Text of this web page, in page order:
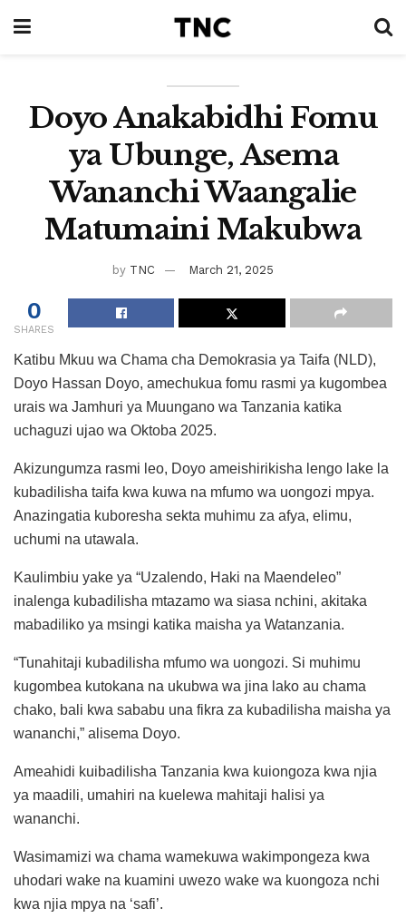
Doyo Anakabidhi Fomu
ya Ubunge, Asema
Wananchi Waangalie
Matumaini Makubwa
by TNC March 21, 2025
0
SHARES
Katibu Mkuu wa Chama cha Demokrasia ya Taifa (NLD),
Doyo Hassan Doyo, amechukua fomu rasmi ya kugombea
urais wa Jamhuri ya Muungano wa Tanzania katika
uchaguzi ujao wa Oktoba 2025.
Akizungumza rasmi leo, Doyo ameishirikisha lengo lake la
kubadilisha taifa kwa kuwa na mfumo wa uongozi mpya.
Anazingatia kuboresha sekta muhimu za afya, elimu,
uchumi na utawala.
Kaulimbiu yake ya “Uzalendo, Haki na Maendeleo”
inalenga kubadilisha mtazamo wa siasa nchini, akitaka
mabadiliko ya msingi katika maisha ya Watanzania.
“Tunahitaji kubadilisha mfumo wa uongozi. Si muhimu
kugombea kutokana na ukubwa wa jina lako au chama
chako, bali kwa sababu una fikra za kubadilisha maisha ya
wananchi,” alisema Doyo.
Ameahidi kuibadilisha Tanzania kwa kuiongoza kwa njia
ya maadili, umahiri na kuelewa mahitaji halisi ya
wananchi.
Wasimamizi wa chama wamekuwa wakimpongeza kwa
uhodari wake na kuamini uwezo wake wa kuongoza nchi
kwa njia mpya na ‘safi’.